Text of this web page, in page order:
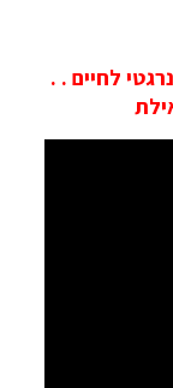
לחיים . .